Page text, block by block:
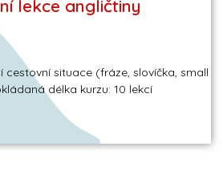
lekce angličtiny
cestovní situace (fráze, slovíčka, small
délka kurzu: 10 lekcí
Více info a ceník
Zjistit více